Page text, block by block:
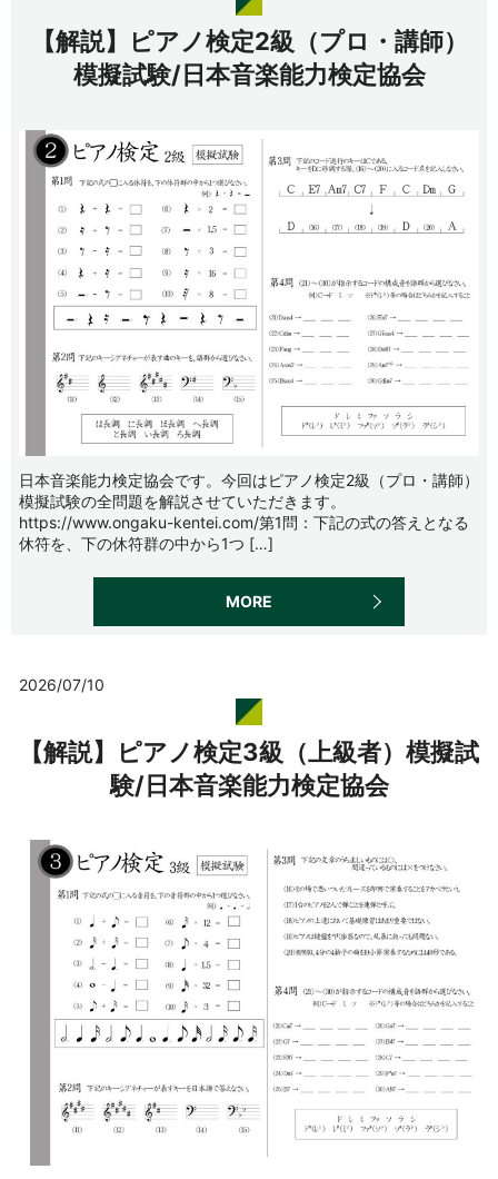
【解説】ピアノ検定2級（プロ・講師）
模擬試験/日本音楽能力検定協会
日本音楽能力検定協会です。今回はピアノ検定2級（プロ・講師）
模擬試験の全問題を解説させていただきます。
https://www.ongaku-kentei.com/第1問：下記の式の答えとなる
休符を、下の休符群の中から1つ […]
MORE
2026/07/10
【解説】ピアノ検定3級（上級者）模擬試
験/日本音楽能力検定協会